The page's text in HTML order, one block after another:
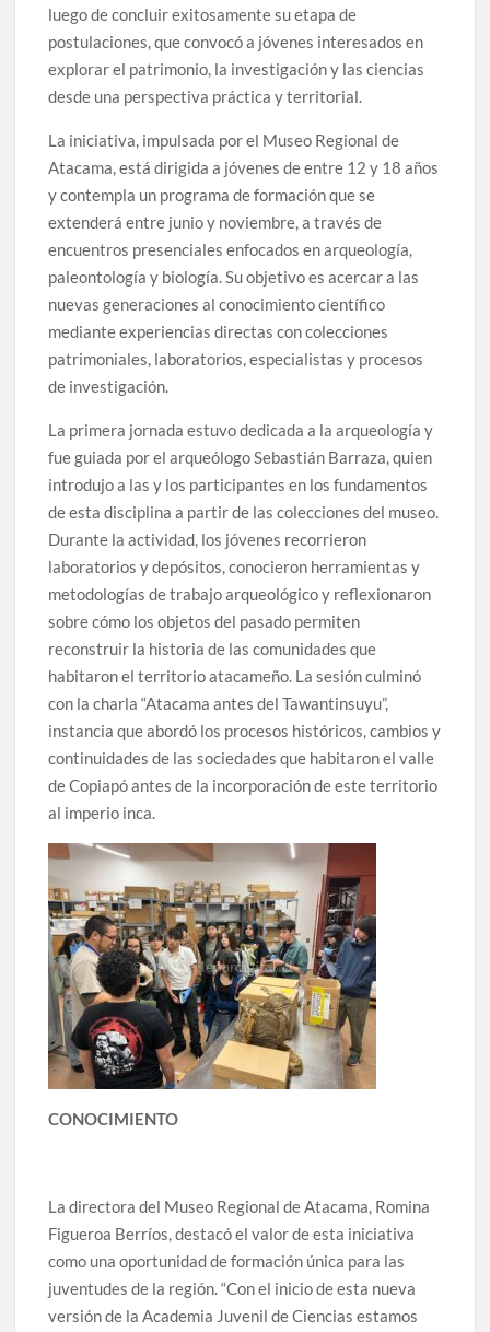
luego de concluir exitosamente su etapa de
postulaciones, que convocó a jóvenes interesados en
explorar el patrimonio, la investigación y las ciencias
desde una perspectiva práctica y territorial.
La iniciativa, impulsada por el Museo Regional de
Atacama, está dirigida a jóvenes de entre 12 y 18 años
y contempla un programa de formación que se
extenderá entre junio y noviembre, a través de
encuentros presenciales enfocados en arqueología,
paleontología y biología. Su objetivo es acercar a las
nuevas generaciones al conocimiento científico
mediante experiencias directas con colecciones
patrimoniales, laboratorios, especialistas y procesos
de investigación.
La primera jornada estuvo dedicada a la arqueología y
fue guiada por el arqueólogo Sebastián Barraza, quien
introdujo a las y los participantes en los fundamentos
de esta disciplina a partir de las colecciones del museo.
Durante la actividad, los jóvenes recorrieron
laboratorios y depósitos, conocieron herramientas y
metodologías de trabajo arqueológico y reflexionaron
sobre cómo los objetos del pasado permiten
reconstruir la historia de las comunidades que
habitaron el territorio atacameño. La sesión culminó
con la charla “Atacama antes del Tawantinsuyu”,
instancia que abordó los procesos históricos, cambios y
continuidades de las sociedades que habitaron el valle
de Copiapó antes de la incorporación de este territorio
al imperio inca.
CONOCIMIENTO
La directora del Museo Regional de Atacama, Romina
Figueroa Berríos, destacó el valor de esta iniciativa
como una oportunidad de formación única para las
juventudes de la región. “Con el inicio de esta nueva
versión de la Academia Juvenil de Ciencias estamos